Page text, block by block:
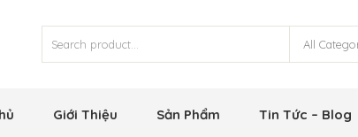
All
Giới Thiệu Sản Phẩm Tin Tức – Blog